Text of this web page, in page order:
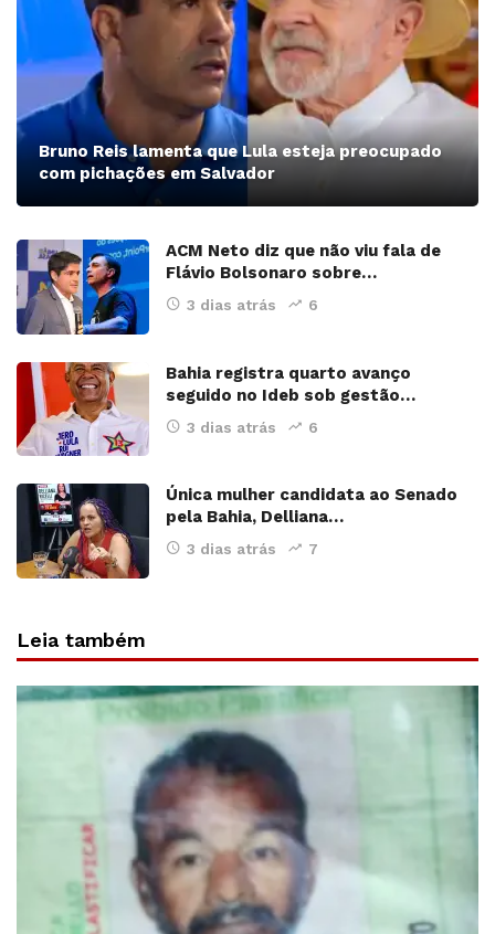
Bruno Reis lamenta que Lula esteja preocupado
com pichações em Salvador
ACM Neto diz que não viu fala de
Flávio Bolsonaro sobre…
3 dias atrás 6
Bahia registra quarto avanço
seguido no Ideb sob gestão…
3 dias atrás 6
Única mulher candidata ao Senado
pela Bahia, Delliana…
3 dias atrás 7
Leia também